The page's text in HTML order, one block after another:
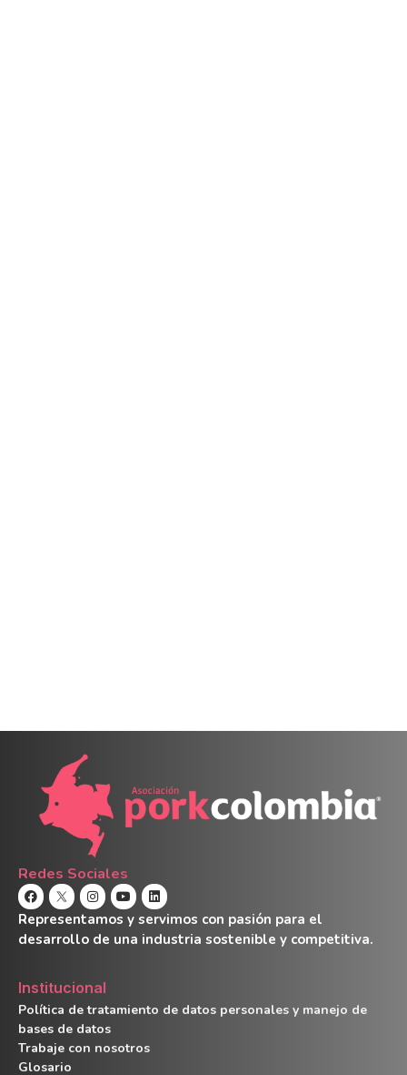
Redes Sociales
Representamos y servimos con pasión para el
desarrollo de una industria sostenible y competitiva.
Institucional
Política de tratamiento de datos personales y manejo de
bases de datos
Trabaje con nosotros
Glosario